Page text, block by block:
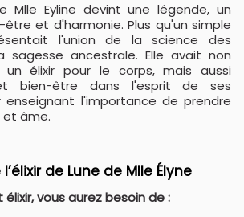
Mlle Eyline devint une légende, un
et d'harmonie. Plus qu'un simple
l'union de la science des
ancestrale. Elle avait non
un élixir pour le corps, mais aussi
bien-être dans l'esprit de ses
enseignant l'importance de prendre
et âme.
de Lune de Mlle Élyne
élixir, vous aurez besoin de :